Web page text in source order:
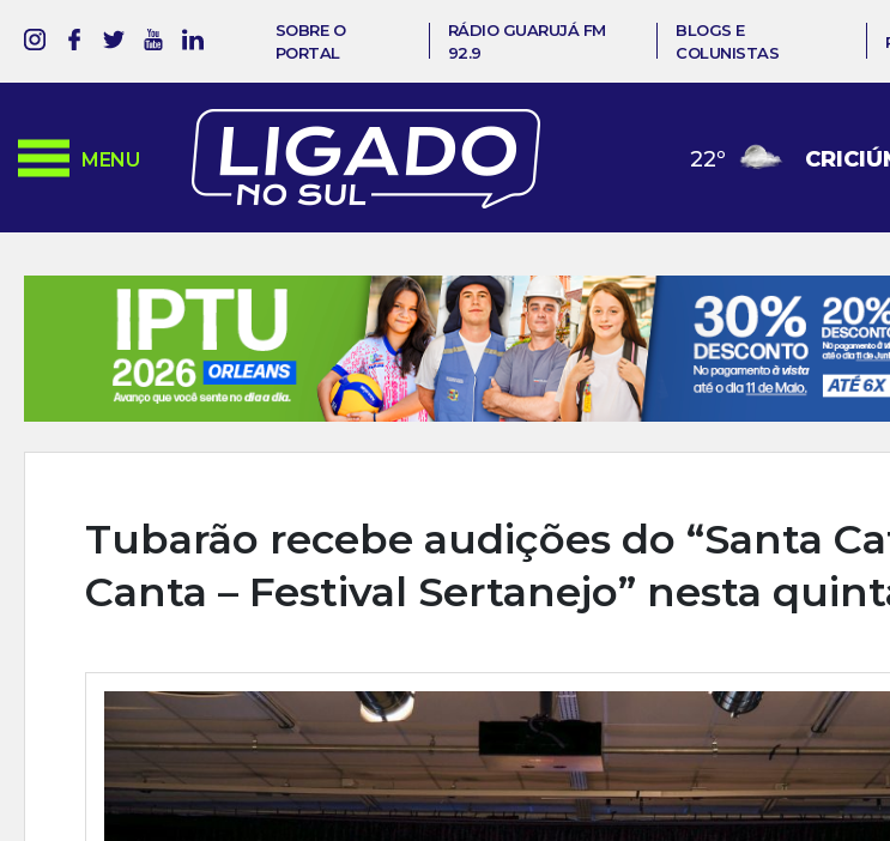
SOBRE O
PORTAL
RÁDIO GUARUJÁ FM
92.9
BLOGS E
COLUNISTAS
MENU 22º
Tubarão recebe audições do “Santa
Canta – Festival Sertanejo” nesta